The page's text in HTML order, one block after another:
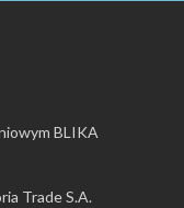
BLIKA
Trade S.A.